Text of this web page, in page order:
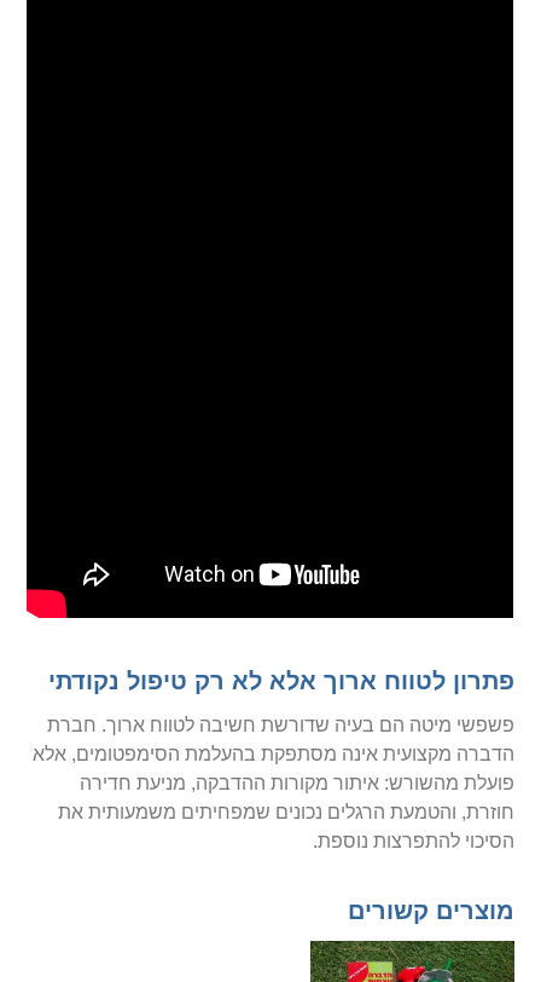
פתרון לטווח ארוך אלא לא רק טיפול נקודתי
פשפשי מיטה הם בעיה שדורשת חשיבה לטווח ארוך. חברת
הדברה מקצועית אינה מסתפקת בהעלמת הסימפטומים, אלא
פועלת מהשורש: איתור מקורות ההדבקה, מניעת חדירה
חוזרת, והטמעת הרגלים נכונים שמפחיתים משמעותית את
הסיכוי להתפרצות נוספת.
מוצרים קשורים